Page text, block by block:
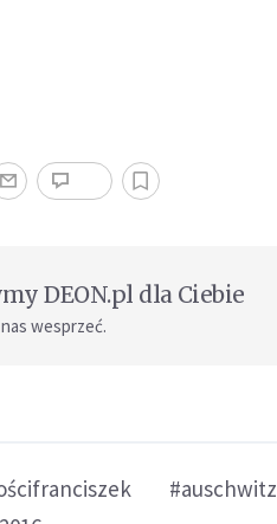
DEON.pl dla Ciebie
wesprzeć.
#auschwitz